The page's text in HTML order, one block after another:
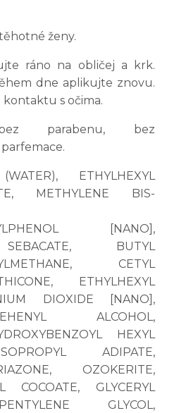
ženy.
ráno na obličej a krk.
dne aplikujte znovu.
s očima.
bez parabenu, bez
ETHYLHEXYL
METHYLENE BIS-
[NANO],
BUTYL
CETYL
ETHYLHEXYL
DIOXIDE [NANO],
ALCOHOL,
HEXYL
ADIPATE,
OZOKERITE,
COCOATE, GLYCERYL
GLYCOL,